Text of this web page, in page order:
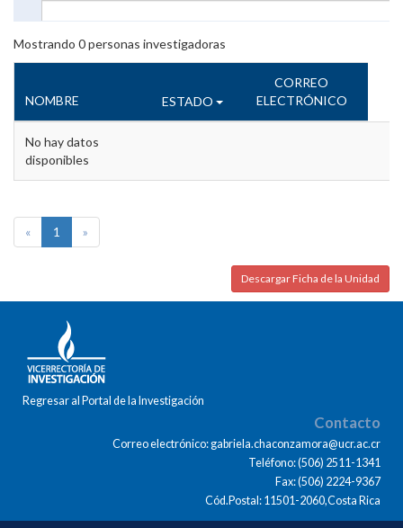
Mostrando 0personas investigadoras
NOMBRE ESTADO
CORREO
ELECTRÓNICO
No hay datos
disponibles
« 1 »
Descargar Ficha de la Unidad
Regresar al Portal de la Investigación
Contacto
Correo electrónico: gabriela.chaconzamora@ucr.ac.cr
Teléfono: (506) 2511-1341
Fax: (506) 2224-9367
Cód.Postal: 11501-2060,Costa Rica